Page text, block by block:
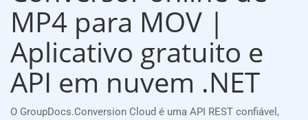
MP4 para MOV |
Aplicativo gratuito e
API em nuvem .NET
O GroupDocs.Conversion Cloud é uma API REST confiável,